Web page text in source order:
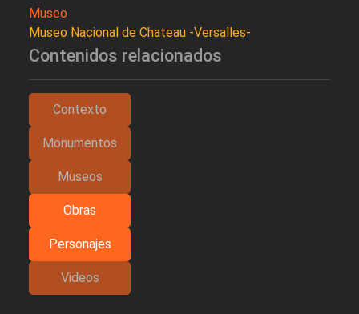
Museo
Museo Nacional de Chateau -Versalles-
Contenidos relacionados
Contexto
Monumentos
Museos
Obras
Personajes
Videos